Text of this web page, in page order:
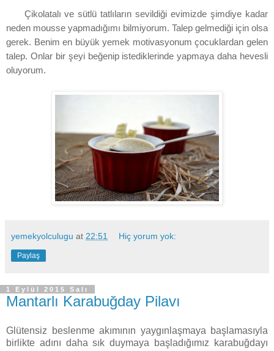
Çikolatalı ve sütlü tatlıların sevildiği evimizde şimdiye kadar
neden mousse yapmadığımı bilmiyorum. Talep gelmediği için olsa
gerek. Benim en büyük yemek motivasyonum çocuklardan gelen
talep. Onlar bir şeyi beğenip istediklerinde yapmaya daha hevesli
oluyorum.
yemekyolculugu at 22:51 Hiç yorum yok:
Paylaş
1 Eylül 2015 Salı
Mantarlı Karabuğday Pilavı
Glütensiz beslenme akımının yaygınlaşmaya başlamasıyla
birlikte adını daha sık duymaya başladığımız karabuğdayı